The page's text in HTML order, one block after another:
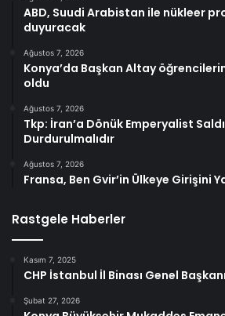
ABD, Suudi Arabistan ile nükleer
duyuracak
Ağustos 7, 2026
Konya’da Başkan Altay
oldu
Ağustos 7, 2026
Tkp: İran’a Dönük Emperyalist
Durdurulmalıdır
Ağustos 7, 2026
Fransa, Ben Gvir’in Ülkeye Girişini
Rastgele Haberler
Kasım 7, 2025
CHP İstanbul İl Binası Genel
Şubat 27, 2026